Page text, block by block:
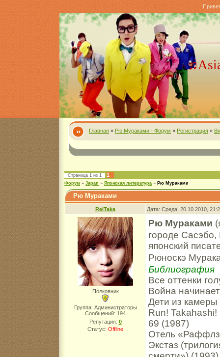
Главная » Рю Мураками - Форум » Регистрация »
Страница 1 из 1 1
Форум » Japan » Японская литература » Рю Мураками
Рю Мураками
ReiTaka Дата: Среда, 20.10.2010,
Полковник
Группа: Администраторы
Сообщений: 194
Репутация: 0
Статус: Offline
Рю Мураками
городе
японский
Рюноскэ
Библиография
Все оттенки
Война
Дети из
Run! Takahashi!
69 (1987)
Отель
Экстаз